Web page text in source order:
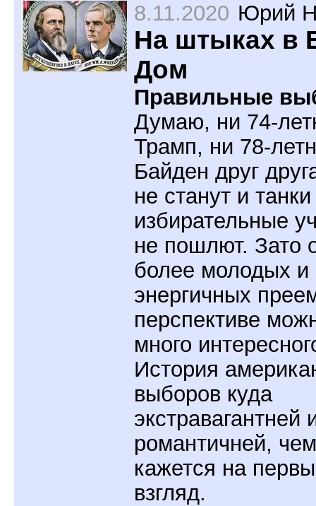
8.11.2020 Юрий
На штыках в
Дом
Правильные
Думаю, ни 74-
Трамп, ни 78-
Байден друг
не станут и
избирательные
не пошлют. Зато
более молодых и
энергичных
перспективе
много
История
выборов куда
экстравагантней
романтичней, чем
кажется на
взгляд.